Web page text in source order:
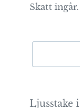
Skatt ingår.
till
Ljusstake